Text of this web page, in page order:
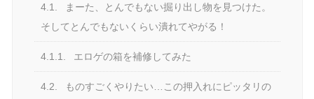
4.1.
まーた、とんでもない掘り出し物を見つけた。
そしてとんでもないくらい潰れてやがる！
4.1.1. エロゲの箱を補修してみた
4.2.
ものすごくやりたい…この押入れにピッタリの